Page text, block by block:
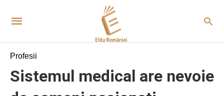
Profesii
Sistemul medical are nevoie